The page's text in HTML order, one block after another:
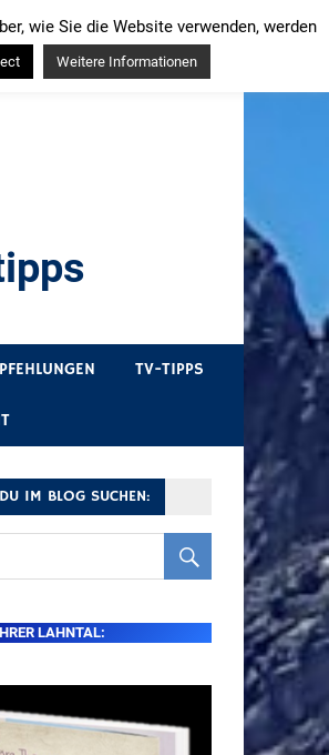
TV-TIPPS
IM BLOG SUCHEN:
LAHNTAL:
wie Sie die Website verwenden, werden
Weitere Informationen